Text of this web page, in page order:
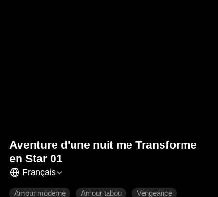
Aventure d'une nuit me Transforme
en Star 01
Français
Amour moderne Amour tabou Vengeance